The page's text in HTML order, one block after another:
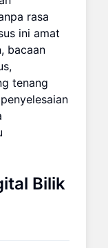
rasa
ini amat
bacaan
tenang
Bilik